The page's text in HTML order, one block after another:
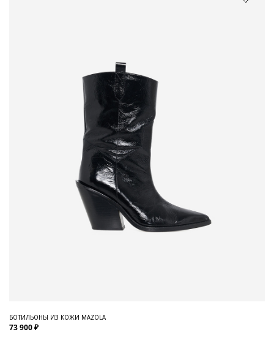
БОТИЛЬОНЫ ИЗ КОЖИ MAZOLA
73 900 ₽